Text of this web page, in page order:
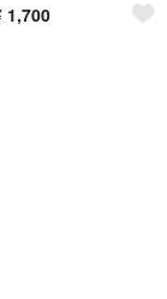
1,700